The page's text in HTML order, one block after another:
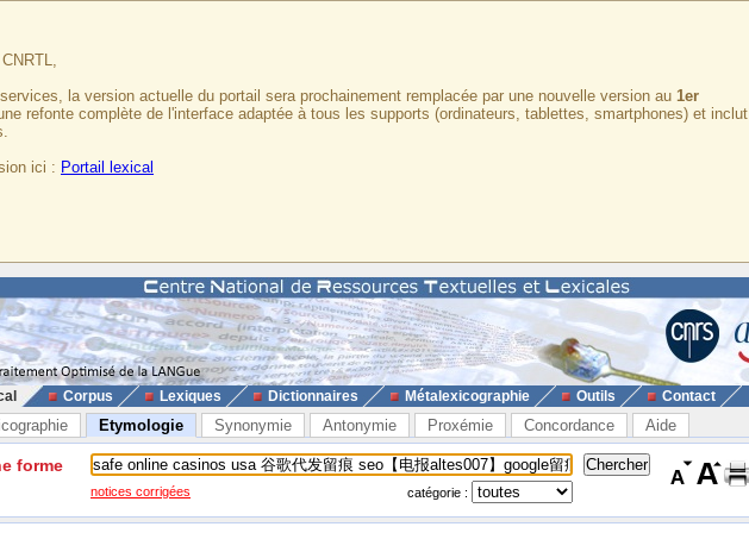
la version actuelle du portail sera prochainement remplacée par une nouvelle version au 1er
refonte complète de l'interface adaptée à tous les supports (ordinateurs, tablettes, smartphones) et inclut
ici : Portail lexical
Corpus Lexiques Dictionnaires Métalexicographie Outils Contact
Etymologie Synonymie Antonymie Proxémie Concordance Aide
forme
notices corrigées catégorie :